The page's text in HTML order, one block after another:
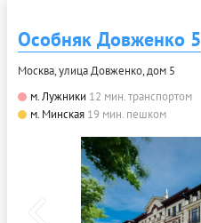
Особняк Довженко 5
Москва, улица Довженко, дом 5
м. Лужники 12 мин. транспортом
м. Минская 19 мин. пешком